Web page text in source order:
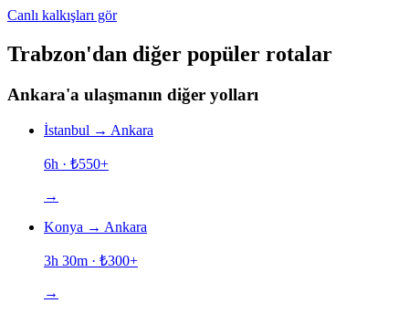
Canlı kalkışları gör
Trabzon'dan diğer popüler rotalar
Ankara'a ulaşmanın diğer yolları
İstanbul → Ankara
6h · ₺550+
→
Konya → Ankara
3h 30m · ₺300+
→